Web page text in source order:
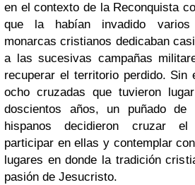
en el contexto de la Reconquista
que la habían invadido
monarcas cristianos dedicaban
a las sucesivas campañas
recuperar el territorio perdido. Sin
ocho cruzadas que tuvieron
doscientos años, un puñado de
hispanos decidieron cruzar el
participar en ellas y contemplar
lugares en donde la tradición
pasión de Jesucristo.